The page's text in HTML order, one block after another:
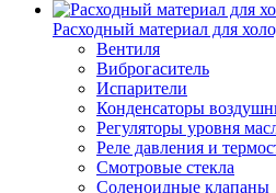
Расходный материал для
Вентиля
Виброгаситель
Испарители
Конденсаторы
Регуляторы уровня
Реле давления и
Смотровые стекла
Соленоидные клапаны